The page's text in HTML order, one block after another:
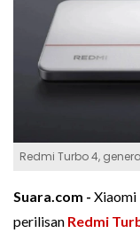
Redmi Turbo 4,
Suara.com - Xiaomi
perilisan Redmi